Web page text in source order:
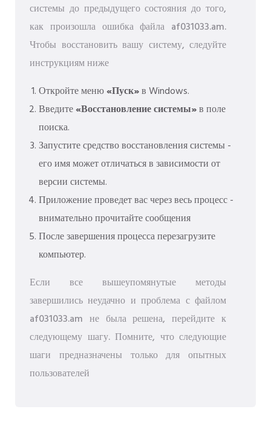
системы до предыдущего состояния до того,
как произошла ошибка файла af031033.am.
Чтобы восстановить вашу систему, следуйте
инструкциям ниже
Откройте меню«Пуск»в Windows.
Введите«Восстановление системы»в поле
поиска.
Запустите средство восстановления системы -
его имя может отличаться в зависимости от
версии системы.
Приложение проведет вас через весь процесс -
внимательно прочитайте сообщения
После завершения процесса перезагрузите
компьютер.
Если все вышеупомянутые методы
завершились неудачно и проблема с файлом
af031033.am не была решена, перейдите к
следующему шагу. Помните, что следующие
шаги предназначены только для опытных
пользователей